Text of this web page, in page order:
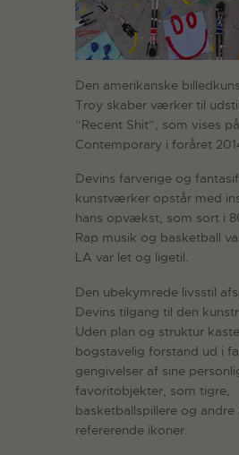
Den amerikanske
Troy skaber værker til
”Recent Shit”, som vises
Contemporary i foråret
Devins farverige og
kunstværker opstår med
hans opvækst, som sort i
Rap musik og basketball
LA var let og ligetil.
Den ubekymrede livsstil
Devins tilgang til den
Uden plan og struktur
bogstavelig forstand ud i
gengivelser af sine
favoritobjekter, som tigre,
basketballspillere og andre
refererende ikoner.